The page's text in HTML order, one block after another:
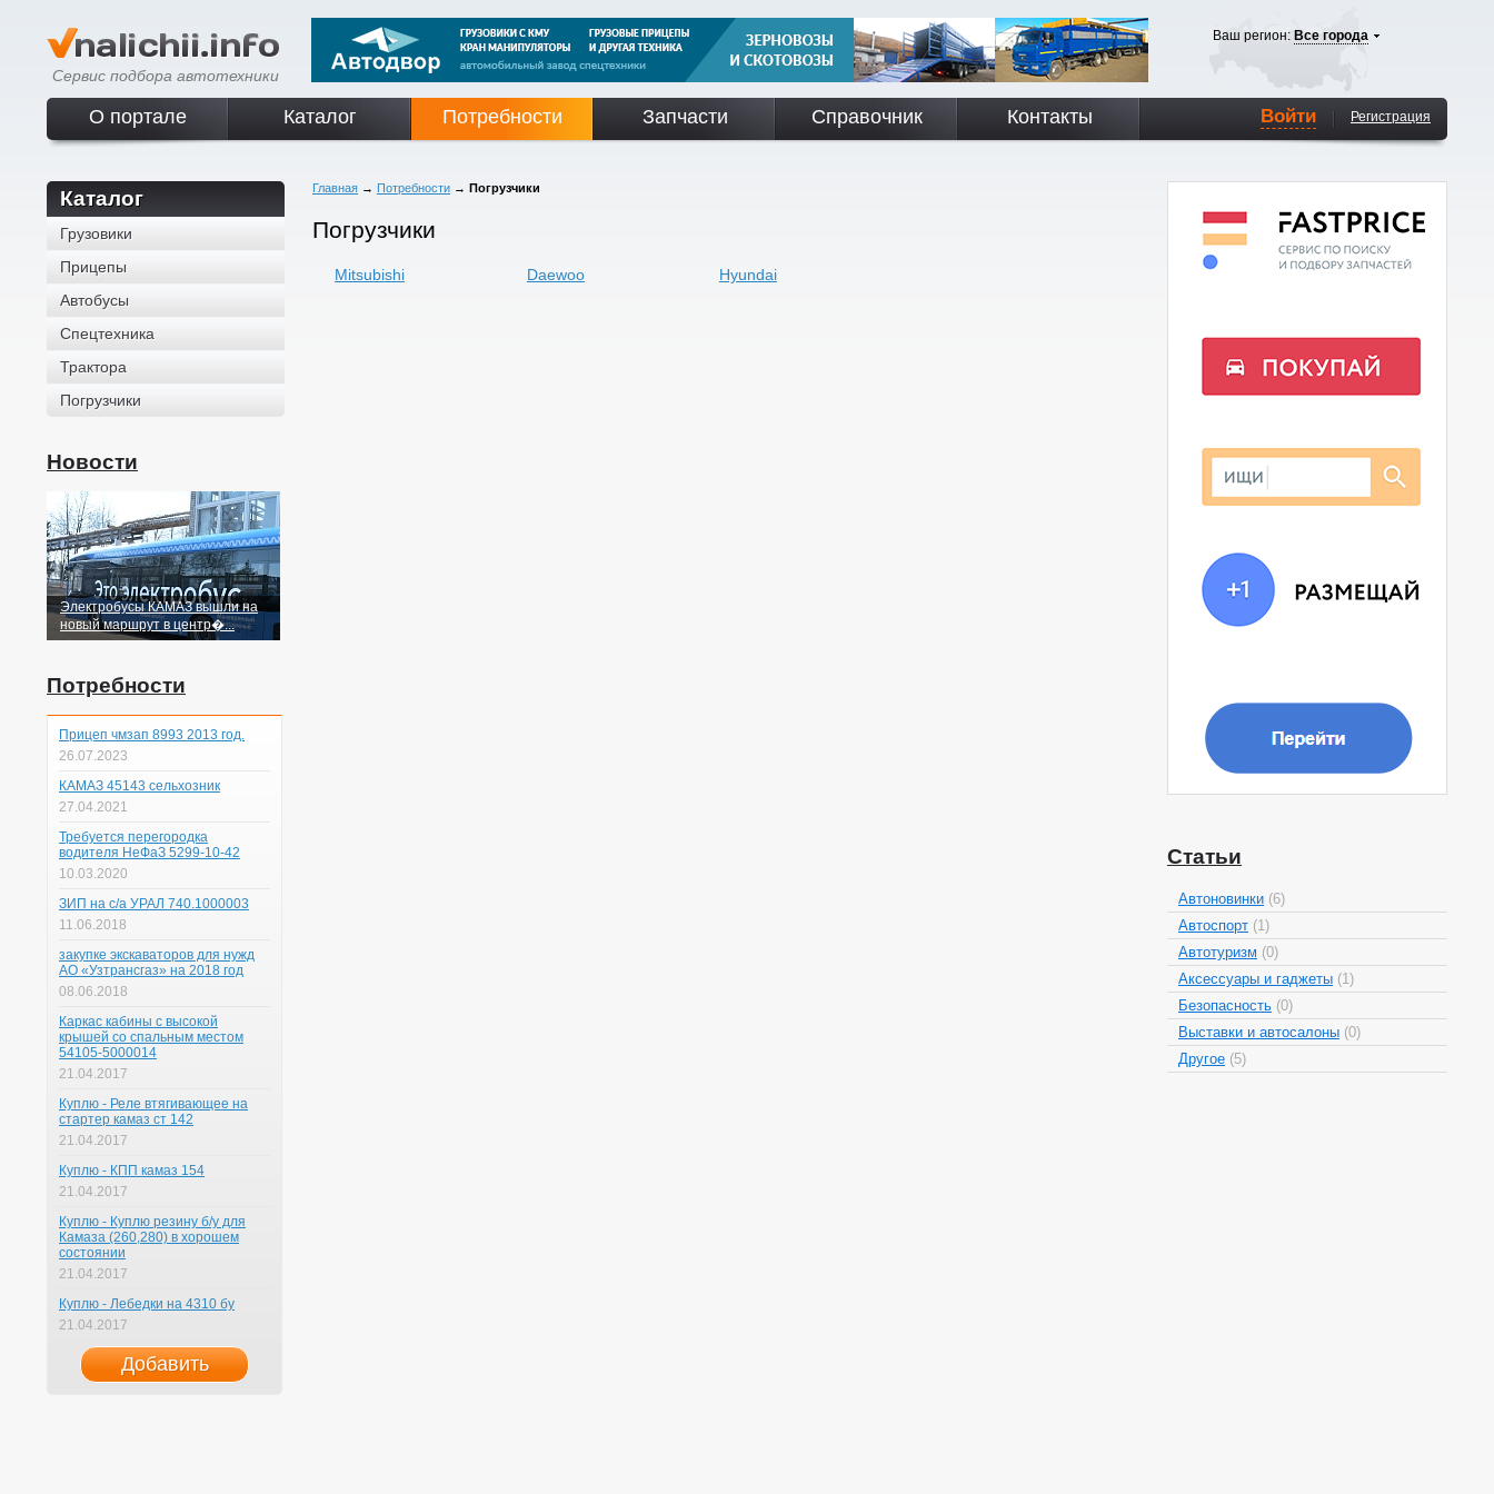
Сервис подбора автотехники
Ваш регион: Все города
О портале Каталог Потребности Запчасти Справочник Контакты Регистрация
Войти
Каталог
Грузовики
Прицепы
Автобусы
Спецтехника
Трактора
Погрузчики
Новости
Электробусы КАМАЗ вышли на
новый маршрут в центр�...
Потребности
Прицеп чмзап 8993 2013 год.
26.07.2023
КАМАЗ 45143 сельхозник
27.04.2021
Требуется перегородка
водителя НеФаЗ 5299-10-42
10.03.2020
ЗИП на с/а УРАЛ 740.1000003
11.06.2018
закупке экскаваторов для нужд
АО «Узтрансгаз» на 2018 год
08.06.2018
Каркас кабины с высокой
крышей со спальным местом
54105-5000014
21.04.2017
Куплю - Реле втягивающее на
стартер камаз ст 142
21.04.2017
Куплю - КПП камаз 154
21.04.2017
Куплю - Куплю резину б/у для
Камаза (260,280) в хорошем
состоянии
21.04.2017
Куплю - Лебедки на 4310 бу
21.04.2017
Добавить
Главная → Потребности → Погрузчики
Погрузчики
Mitsubishi Daewoo Hyundai
Статьи
Автоновинки (6)
Автоспорт (1)
Автотуризм (0)
Аксессуары и гаджеты (1)
Безопасность (0)
Выставки и автосалоны (0)
Другое (5)